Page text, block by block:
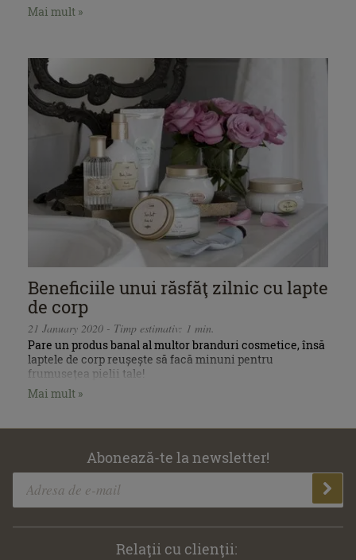
Mai mult »
Beneficiile unui răsfăţ zilnic cu lapte
de corp
21 January 2020 - Timp estimativ: 1 min.
Pare un produs banal al multor branduri cosmetice, însă
laptele de corp reușește să facă minuni pentru
frumusețea pielii tale!
Mai mult »
Abonează-te la newsletter!
Relaţii cu clienţii: